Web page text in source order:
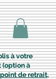
à votre
(option à
point de retrait,